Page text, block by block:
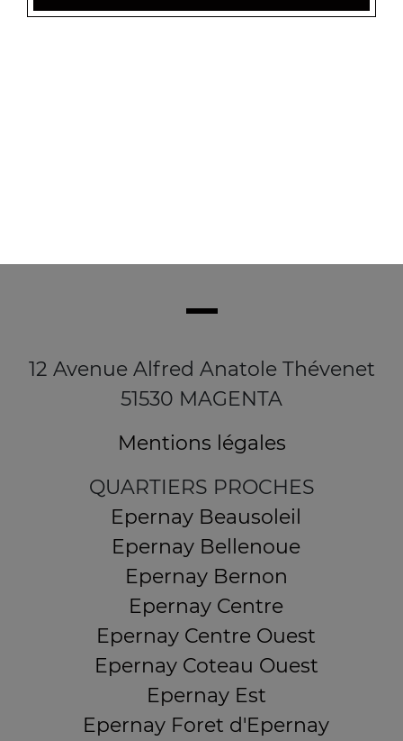
Salade verte, tomate, lardons, pommes de terre,
12 Avenue Alfred Anatole Thévenet
51530 MAGENTA
Mentions légales
QUARTIERS PROCHES
Epernay Beausoleil
Epernay Bellenoue
Epernay Bernon
Epernay Centre
Epernay Centre Ouest
Epernay Coteau Ouest
Epernay Est
Epernay Foret d'Epernay